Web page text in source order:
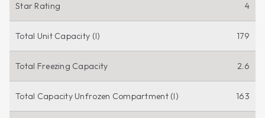
Star Rating 4
Total Unit Capacity (l) 179
Total Freezing Capacity 2.6
Total Capacity Unfrozen Compartment (l) 163